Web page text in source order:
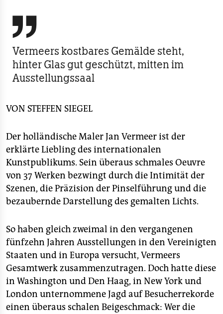
verlag
verlag
veranstaltungen
fragen & hilfe
unterstützen
abo
genossenschaft
epaper login

Vermeers kostbares Gemälde steht,
hinter Glas gut geschützt, mitten im
Ausstellungssaal
VON STEFFEN SIEGEL
Der holländische Maler Jan Vermeer ist der
erklärte Liebling des internationalen
Kunstpublikums. Sein überaus schmales Oeuvre
von 37 Werken bezwingt durch die Intimität der
Szenen, die Präzision der Pinselführung und die
bezaubernde Darstellung des gemalten Lichts.
So haben gleich zweimal in den vergangenen
fünfzehn Jahren Ausstellungen in den Vereinigten
Staaten und in Europa versucht, Vermeers
Gesamtwerk zusammenzutragen. Doch hatte diese
in Washington und Den Haag, in New York und
London unternommene Jagd auf Besucherrekorde
einen überaus schalen Beigeschmack: Wer die